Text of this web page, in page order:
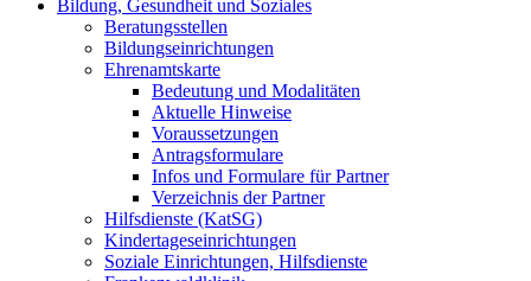
Bildung, Gesundheit und Soziales
Beratungsstellen
Bildungseinrichtungen
Ehrenamtskarte
Bedeutung und Modalitäten
Aktuelle Hinweise
Voraussetzungen
Antragsformulare
Infos und Formulare für Partner
Verzeichnis der Partner
Hilfsdienste (KatSG)
Kindertageseinrichtungen
Soziale Einrichtungen, Hilfsdienste